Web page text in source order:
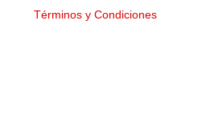
Términos y Condiciones